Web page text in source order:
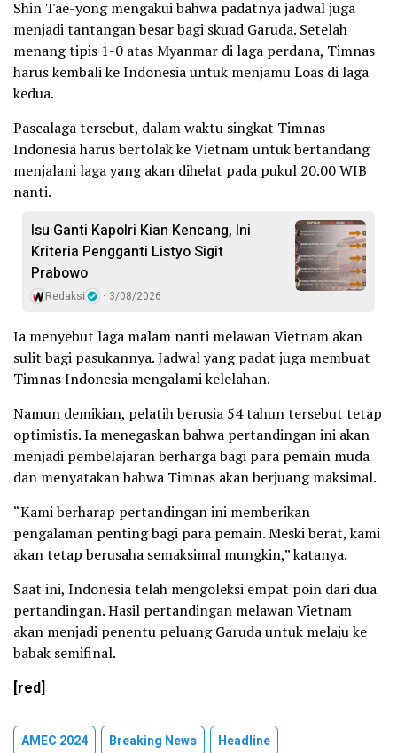
Shin Tae-yong mengakui bahwa padatnya jadwal juga
menjadi tantangan besar bagi skuad Garuda. Setelah
menang tipis 1-0 atas Myanmar di laga perdana, Timnas
harus kembali ke Indonesia untuk menjamu Loas di laga
kedua.
Pascalaga tersebut, dalam waktu singkat Timnas
Indonesia harus bertolak ke Vietnam untuk bertandang
menjalani laga yang akan dihelat pada pukul 20.00 WIB
nanti.‎
Isu Ganti Kapolri Kian Kencang, Ini
Kriteria Pengganti Listyo Sigit
Prabowo
Redaksi 3/08/2026
Ia menyebut laga malam nanti melawan Vietnam akan
sulit bagi pasukannya. Jadwal yang padat juga membuat
Timnas Indonesia mengalami kelelahan.
Namun demikian, ‎pelatih berusia 54 tahun tersebut tetap
optimistis. Ia menegaskan bahwa pertandingan ini akan
menjadi pembelajaran berharga bagi para pemain muda
dan menyatakan bahwa Timnas akan berjuang maksimal.
“Kami berharap pertandingan ini memberikan
pengalaman penting bagi para pemain. Meski berat, kami
akan tetap berusaha semaksimal mungkin,” katanya.
‎Saat ini, Indonesia telah mengoleksi empat poin dari dua
pertandingan. Hasil pertandingan melawan Vietnam
akan menjadi penentu peluang Garuda untuk melaju ke
babak semifinal.‎
[red]
AMEC 2024 Breaking News Headline